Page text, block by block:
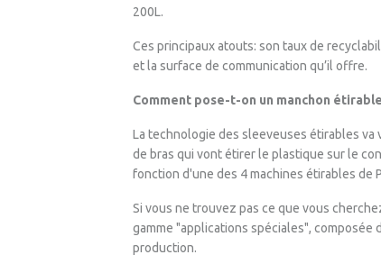
200L.
Ces principaux atouts: son taux de
et la surface de communication qu’il offre.
Comment pose-t-on un manchon
La technologie des sleeveuses étirables
de bras qui vont étirer le plastique sur le
fonction d'une des 4 machines étirables de
Si vous ne trouvez pas ce que vous
gamme "applications spéciales", composée
production.